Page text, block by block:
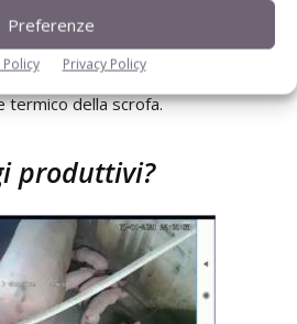
Preferenze
Privacy Policy
una ridotta
tra i 18 °C e i 20 °C, così da
nel nido e al contempo
termico della scrofa.
produttivi?